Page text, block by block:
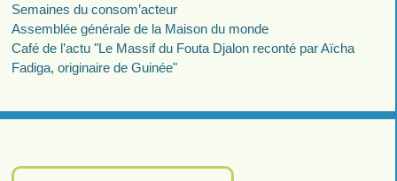
Semaines du consom’acteur
Assemblée générale de la Maison du monde
Café de l’actu "Le Massif du Fouta Djalon reconté par Aïcha
Fadiga, originaire de Guinée"